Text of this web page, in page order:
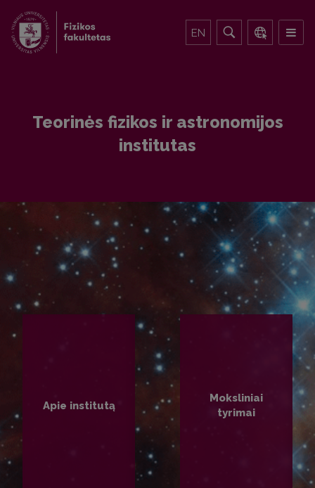
EN
Teorinės fizikos ir astronomijos
institutas
Apie institutą
Moksliniai
tyrimai